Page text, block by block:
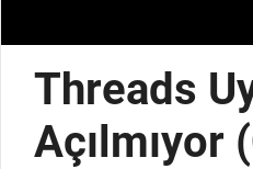
Threads
Açılmıyor